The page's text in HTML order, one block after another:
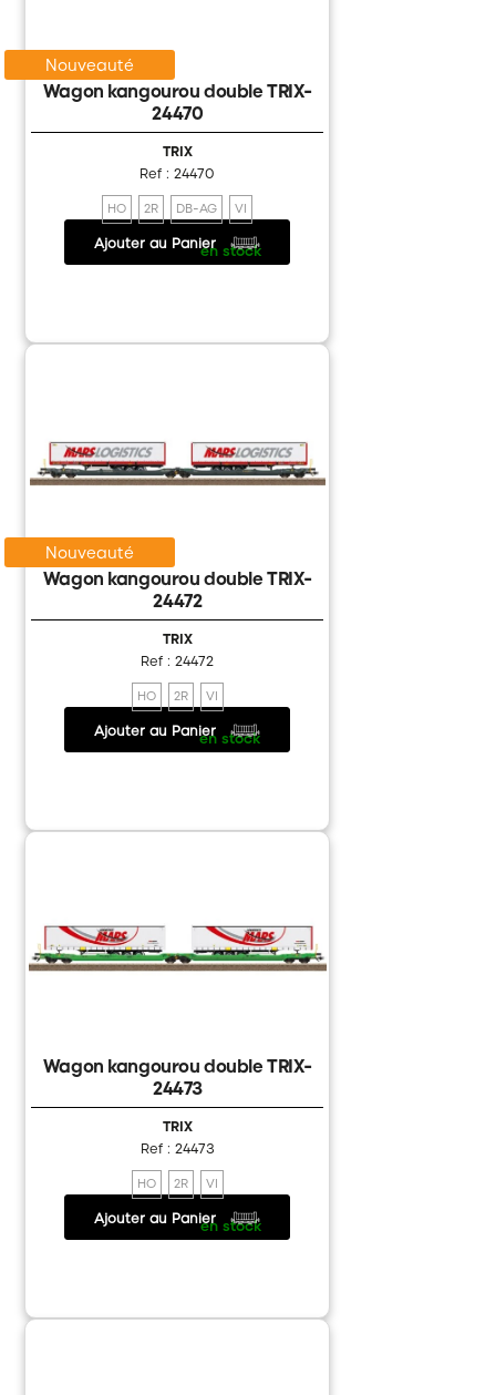
Nouveauté
Wagon kangourou double TRIX-
24470
TRIX
Ref : 24470
HO 2R DB-AG VI
133.00 € /en stock
Ajouter au Panier
Nouveauté
Wagon kangourou double TRIX-
24472
TRIX
Ref : 24472
HO 2R VI
139.00 € / en stock
Ajouter au Panier
Wagon kangourou double TRIX-
24473
TRIX
Ref : 24473
HO 2R VI
135.00 € /en stock
Ajouter au Panier